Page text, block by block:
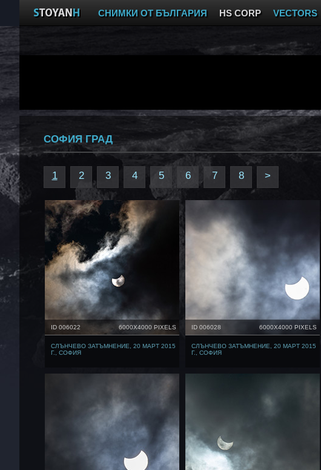
СНИМКИ ОТ БЪЛГАРИЯ HS CORP VECTORS
СОФИЯ ГРАД
1 2 3 4 5 6 7 8 >
ID 006022 6000X4000 PIXELS
СЛЪНЧЕВО ЗАТЪМНЕНИЕ, 20 МАРТ 2015
Г., СОФИЯ
ID 006028 6000X4000 PIXELS
СЛЪНЧЕВО ЗАТЪМНЕНИЕ, 20 МАРТ 2015
Г., СОФИЯ